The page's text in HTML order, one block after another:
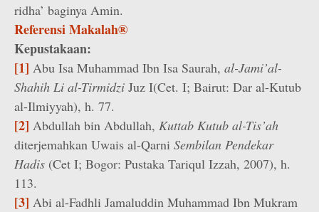
ridha’ baginya Amin.
Referensi Makalah®
Kepustakaan:
[1] Abu Isa Muhammad Ibn Isa Saurah, al-Jami’al-
Shahih Li al-Tirmidzi Juz I(Cet. I; Bairut: Dar al-Kutub
al-Ilmiyyah), h. 77.
[2] Abdullah bin Abdullah, Kuttab Kutub al-Tis’ah
diterjemahkan Uwais al-Qarni Sembilan Pendekar
Hadis (Cet I; Bogor: Pustaka Tariqul Izzah, 2007), h.
113.
[3] Abi al-Fadhli Jamaluddin Muhammad Ibn Mukram